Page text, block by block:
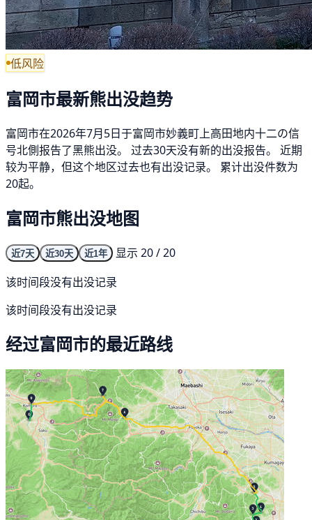
低风险
富岡市最新熊出没趋势
富岡市在2026年7月5日于富岡市妙義町上高田地内十二の信
号北側报告了黑熊出没。 过去30天没有新的出没报告。 近期
较为平静，但这个地区过去也有出没记录。 累计出没件数为
20起。
富岡市熊出没地图
近7天 近30天 近1年
显示 20 / 20
该时间段没有出没记录
该时间段没有出没记录
经过富岡市的最近路线